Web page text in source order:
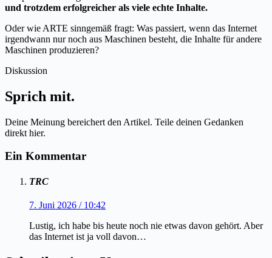
und trotzdem erfolgreicher als viele echte Inhalte.
Oder wie ARTE sinngemäß fragt: Was passiert, wenn das Internet
irgendwann nur noch aus Maschinen besteht, die Inhalte für andere
Maschinen produzieren?
Diskussion
Sprich mit.
Deine Meinung bereichert den Artikel. Teile deinen Gedanken
direkt hier.
Ein Kommentar
TRC
7. Juni 2026 / 10:42
Lustig, ich habe bis heute noch nie etwas davon gehört. Aber
das Internet ist ja voll davon…